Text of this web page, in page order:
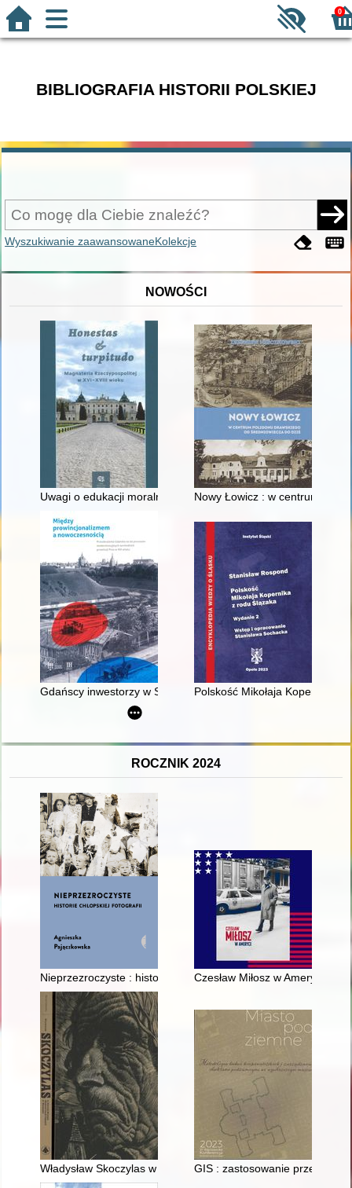
0
BIBLIOGRAFIA HISTORII POLSKIEJ
Wyszukiwanie zaawansowaneKolekcje
NOWOŚCI
Uwagi o edukacji moralnej synów szlacheckich w XVI-
Nowy Łowicz : w centrum
Gdańscy inwestorzy w Sopocie : prestiż finansowy i
Polskość Mikołaja Kopernika z
ROCZNIK 2024
Nieprzezroczyste : historie chłopskiej fotografii
Czesław Miłosz w Ameryce :
Władysław Skoczylas w zbiorach Muzeum Akademii Sztuk
GIS : zastosowanie przez